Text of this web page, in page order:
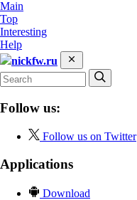
Main
Top
Interesting
Help
nickfw.ru
Follow us:
Follow us on Twitter
Applications
Download